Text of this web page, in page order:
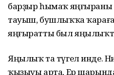
барҙыр һымаҡ яңғыраны
тауыш, бушлыҡҡа
яңғыратты был
Яңылыҡ та түгел инде.
ҡыҙыуы арта, Ер